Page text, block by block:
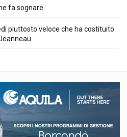
fa sognare
piuttosto veloce che ha costituito